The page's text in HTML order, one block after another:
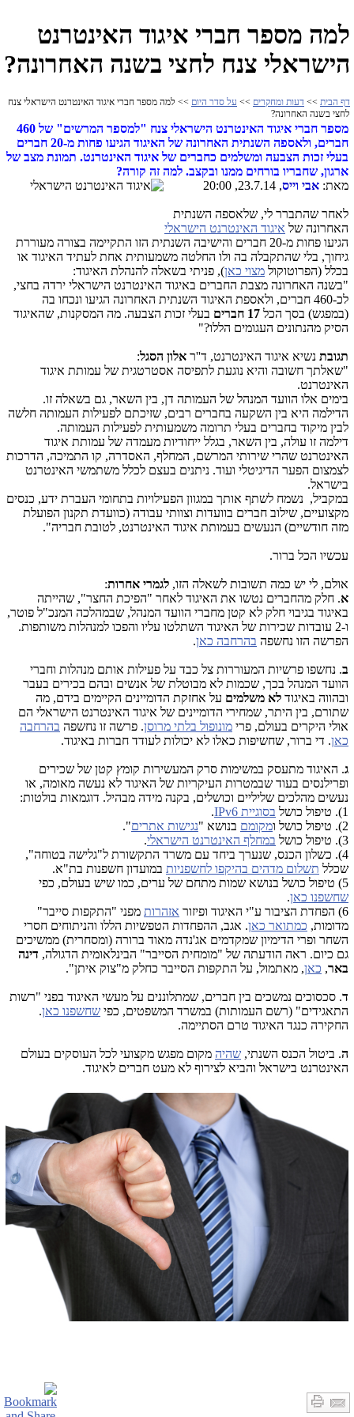
למה מספר חברי איגוד האינטרנט
הישראלי צנח לחצי בשנה האחרונה?
דף הבית >> דעות ומחקרים >> על סדר היום >> למה מספר חברי איגוד האינטרנט הישראלי צנח
לחצי בשנה האחרונה?
מספר חברי איגוד האינטרנט הישראלי צנח "למספר המרשים" של 460
חברים, ולאספה השנתית האחרונה של האיגוד הגיעו פחות מ-20 חברים
בעלי זכות הצבעה ומשלמים כחברים של איגוד האינטרנט. תמונת מצב של
ארגון, שחבריו בורחים ממנו ובקצב. למה זה קורה?
מאת: אבי וייס, 23.7.14, 20:00
לאחר שהתברר לי, שלאספה השנתית
האחרונה של איגוד האינטרנט הישראלי
הגיעו פחות מ-20 חברים והישיבה השנתית הזו התקיימה בצורה מעוררת
גיחוך, בלי שהתקבלה בה ולו החלטה משמעותית אחת לעתיד האיגוד או
בכלל (הפרוטוקול מצוי כאן), פניתי בשאלה להנהלת האיגוד:
"בשנה האחרונה מצבת החברים באיגוד האינטרנט הישראלי ירדה בחצי,
לכ-460 חברים, ולאספת האיגוד השנתית האחרונה הגיעו ונכחו בה
(במפגש) בסך הכל 17 חברים
בעלי זכות הצבעה. מה המסקנות, שהאיגוד
הסיק מהנתונים העגומים הללו?"
תגובת נשיא איגוד האינטרנט, ד''ר אלון הסגל:
"שאלתך חשובה והיא נוגעת לתפיסה אסטרטגית של עמותת איגוד
האינטרנט.
בימים אלו הוועד המנהל של העמותה דן, בין השאר, גם בשאלה זו.
הדילמה היא בין השקעה בחברים רבים, שזיכתם לפעילות העמותה חלשה
לבין מיקוד בחברים בעלי תרומה משמעותית לפעילות העמותה.
דילמה זו עולה, בין השאר, בגלל ייחודיות מעמדה של עמותת איגוד
האינטרנט שהרי שירותי המרשם, המחלף, האסדרה, קו התמיכה, הדרכות
לצמצום הפער הדיגיטלי ועוד. ניתנים בעצם לכלל משתמשי האינטרנט
בישראל.
במקביל, נשמח לשתף אותך במגוון הפעילויות בתחומי העברת ידע, כנסים
מקצועיים, שילוב חברים בוועדות וצוותי עבודה (כוועדת תקנון הפועלת
מזה חודשיים) הנעשים בעמותת איגוד האינטרנט, לטובת חבריה".
עכשיו הכל ברור.
אולם, לי יש כמה תשובות לשאלה הזו, לגמרי אחרות:
א. חלק מהחברים נטשו את האיגוד לאחר "הפיכת החצר", שהייתה
באיגוד בגיבוי חלק לא קטן מחברי הוועד המנהל, שבמהלכה המנכ"ל פוטר,
ו-2 עובדות שכירות של האיגוד השתלטו עליו והפכו למנהלות משותפות.
הפרשה הזו נחשפה בהרחבה כאן.
ב. נחשפו פרשיות המעוררות צל כבד על פעילות אותם מנהלות וחברי
הוועד המנהל בכך, שכמות לא מבוטלת של אנשים ובהם בכירים בעבר
ובהווה באיגוד לא משלמים על אחזקת הדומיינים הקיימים בידם, מה
שתורם, בין היתר, שמחירי הדומיינים של איגוד האינטרנט הישראלי הם
אולי היקרים בעולם, פרי מונופול בלתי מרוסן. פרשה זו נחשפה בהרחבה
כאן. די ברור, שחשיפות כאלו לא יכולות לעודד חברות באיגוד.
ג. האיגוד מתעסק במשימות סרק המעשירות קומץ קטן של שכירים
ופרילנסים בעוד שבמטרות העיקריות של האיגוד לא נעשה מאומה, או
נעשים מהלכים שליליים וכושלים, בקנה מידה מבהיל. דוגמאות בולטות:
1). טיפול כושל
בסוגיית IPv6
.
2). טיפול כושל ו
מקומם בנושא "נגישות אתרים".
3). טיפול כושל
במחלף האינטרנט הישראלי.
4). כשלון הכנס, שנערך ביחד עם משרד התקשורת ל"גלישה בטוחה",
שכלל תשלום מדהים בהיקפו לחשפניות במועדון חשפנות בת"א.
5) טיפול כושל בנושא שמות מתחם של ערים, כמו שיש בעולם, כפי
שחשפנו כאן.
6) הפחדת הציבור ע"י האיגוד ופיזור
אזהרות מפני "התקפות סייבר"
מדומות, כמתואר כאן. אגב, ההפחדות הטפשיות הללו והניתוחים חסרי
השחר ופרי הדימיון שמקדמים אג'נדה מאוד ברורה (ומסחרית) ממשיכים
גם כיום. ראה הודעתה של "מומחית הסייבר" הבינלאומית הדגולה, דינה
באר, כאן, מאתמול, על התקפות הסייבר כחלק מ"צוק איתן".
ד. סכסוכים נמשכים בין חברים, שמתלוננים על מעשי האיגוד בפני "רשות
התאגידים" (רשם העמותות) במשרד המשפטים, כפי שחשפנו כאן.
החקירה כנגד האיגוד טרם הסתיימה.
ה. ביטול הכנס השנתי, שהיה מקום מפגש מקצועי לכל העוסקים בעולם
האינטרנט בישראל והביא לצירוף לא מעט חברים לאיגוד.